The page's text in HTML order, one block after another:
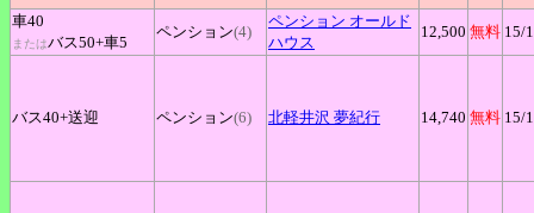
車40
またはバス50+車5
ペンション(4)
ペンション オールド
ハウス
12,500 無料 15/
バス40+送迎 ペンション(6) 北軽井沢 夢紀行 14,740 無料 15/